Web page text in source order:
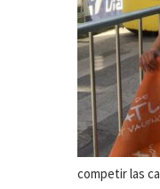
competir las